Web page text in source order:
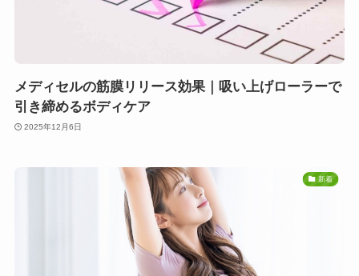
メディセルの筋膜リリース効果｜吸い上げローラーで
引き締めるボディケア
2025年12月6日
新着